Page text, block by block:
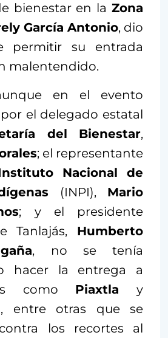
bienestar en la Zona
García Antonio, dio
permitir su entrada
malentendido.
en el evento
el delegado estatal
del Bienestar,
; el representante
Nacional de
(INPI), Mario
; y el presidente
Tanlajás, Humberto
, no se tenía
hacer la entrega a
como Piaxtla y
, entre otras que se
los recortes al